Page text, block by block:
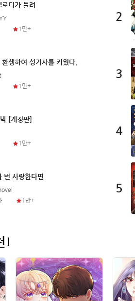
로디가 들려
1만+
환생하여 성기사를 키웠다.
1만+
[개정판]
1만+
번 사랑한다면
1만+
2
3
4
5
!